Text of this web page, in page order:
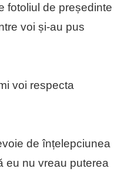
fotoliul de președinte
voi și-au pus
voi respecta
de înțelepciunea
eu nu vreau puterea